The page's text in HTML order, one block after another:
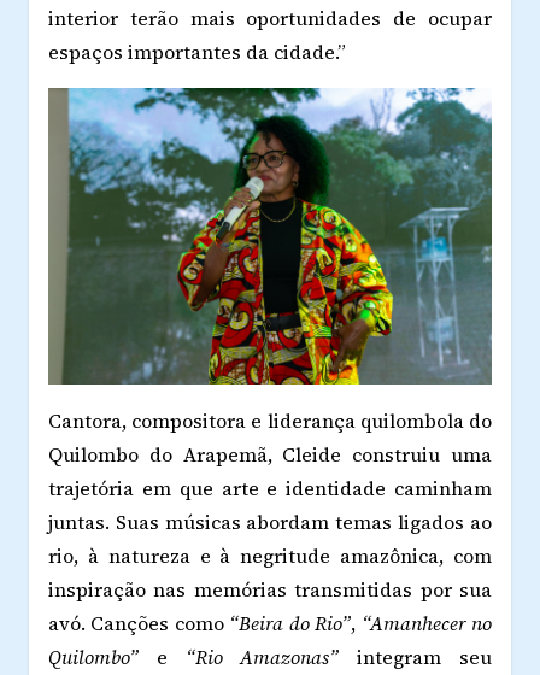
interior terão mais oportunidades de ocupar
espaços importantes da cidade.”
Cantora, compositora e liderança quilombola do
Quilombo do Arapemã, Cleide construiu uma
trajetória em que arte e identidade caminham
juntas. Suas músicas abordam temas ligados ao
rio, à natureza e à negritude amazônica, com
inspiração nas memórias transmitidas por sua
avó. Canções como “Beira do Rio”, “Amanhecer no
Quilombo” e “Rio Amazonas” integram seu